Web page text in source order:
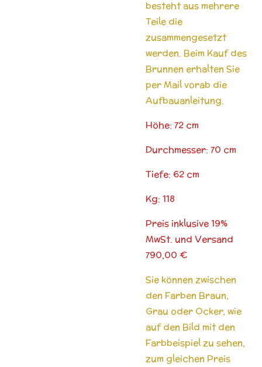
besteht aus mehrere
Teile die
zusammengesetzt
werden. Beim Kauf des
Brunnen erhalten Sie
per Mail vorab die
Aufbauanleitung.
Höhe: 72 cm
Durchmesser: 70 cm
Tiefe: 62 cm
Kg: 118
Preis inklusive 19%
MwSt. und Versand
790,00 €
Sie können zwischen
den Farben Braun,
Grau oder Ocker, wie
auf den Bild mit den
Farbbeispiel zu sehen,
zum gleichen Preis